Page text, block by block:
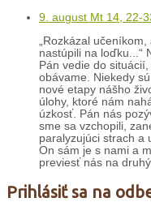
9. august Mt 14, 22-
„Rozkázal učeníkom,
nastúpili na loďku...“
Pán vedie do
obávame. Niekedy
nové etapy nášho
úlohy, ktoré nám
úzkosť. Pán nás
sme sa vzchopili,
paralyzujúci strach a
On sám je s nami a
previesť nás na druhý
Prihlásiť sa na